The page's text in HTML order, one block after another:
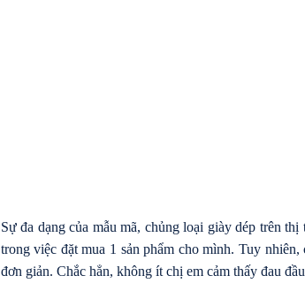
Sự đa dạng của mẫu mã, chủng loại giày dép trên
trong việc đặt mua 1 sản phẩm cho mình. Tuy
đơn giản. Chắc hẳn, không ít chị em cảm thấy đau